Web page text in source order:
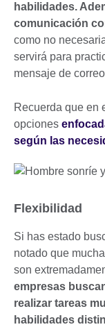
habilidades.
comunicación
como no
servirá para
mensaje de
Recuerda que en
opciones
según las
Flexibilidad
Si has estado
notado que
son
empresas
realizar tareas
habilidades